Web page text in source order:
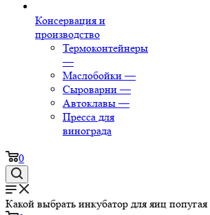
Консервация и
производство
Термоконтейнеры
—
Маслобойки —
Сыроварни —
Автоклавы —
Пресса для
винограда
0
Какой выбрать инкубатор для яиц попугая